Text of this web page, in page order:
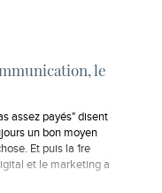
le
assez payés" disent
un bon moyen
Et puis la 1re
et le marketing a